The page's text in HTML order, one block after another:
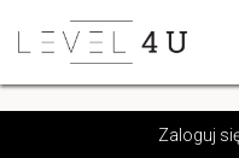
https://www.high-
Zaloguj
https://www.high-